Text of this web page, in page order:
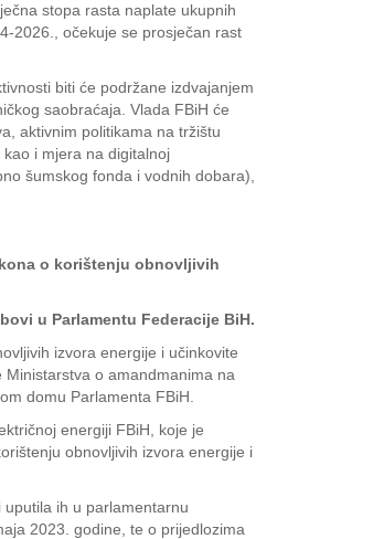
stopa rasta naplate ukupnih
2026., očekuje se prosječan rast
biti će podržane izdvajanjem
saobraćaja. Vlada FBiH će
aktivnim politikama na tržištu
i mjera na digitalnoj
šumskog fonda i vodnih dobara),
o korištenju obnovljivih
u Parlamentu Federacije BiH.
izvora energije i učinkovite
o amandmanima na
domu Parlamenta FBiH.
energiji FBiH, koje je
obnovljivih izvora energije i
ih u parlamentarnu
2023. godine, te o prijedlozima